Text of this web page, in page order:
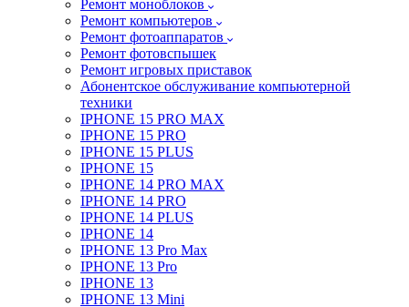
Ремонт моноблоков
Ремонт компьютеров
Ремонт фотоаппаратов
Ремонт фотовспышек
Ремонт игровых приставок
Абонентское обслуживание компьютерной
техники
IPHONE 15 PRO MAX
IPHONE 15 PRO
IPHONE 15 PLUS
IPHONE 15
IPHONE 14 PRO MAX
IPHONE 14 PRO
IPHONE 14 PLUS
IPHONE 14
IPHONE 13 Pro Max
IPHONE 13 Pro
IPHONE 13
IPHONE 13 Mini